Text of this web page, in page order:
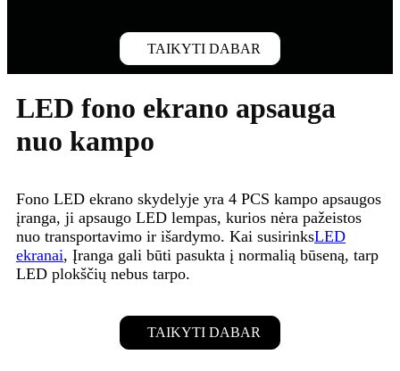
TAIKYTI DABAR
LED fono ekrano apsauga
nuo kampo
Fono LED ekrano skydelyje yra 4 PCS kampo apsaugos
įranga, ji apsaugo LED lempas, kurios nėra pažeistos
nuo transportavimo ir išardymo. Kai susirinksLED
ekranai, Įranga gali būti pasukta į normalią būseną, tarp
LED plokščių nebus tarpo.
TAIKYTI DABAR